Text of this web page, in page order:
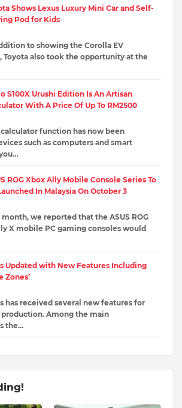
Shows Lexus Luxury Mini Car and Self-
Pod for Kids
to showing the Corolla EV
Toyota also took the opportunity at the
S100X Urushi Edition Is An Artisan
With A Price Of Up To RM2500
calculator function has now been
such as computers and smart
ROG Xbox Ally Mobile Console Series To
In Malaysia On October 3
month, we reported that the ASUS ROG
X mobile PC gaming consoles would
Updated with New Features Including
Zones’
has received several new features for
Among the main
the…